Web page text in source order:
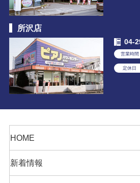
所沢店
04-
営業時間
定休日
HOME
新着情報